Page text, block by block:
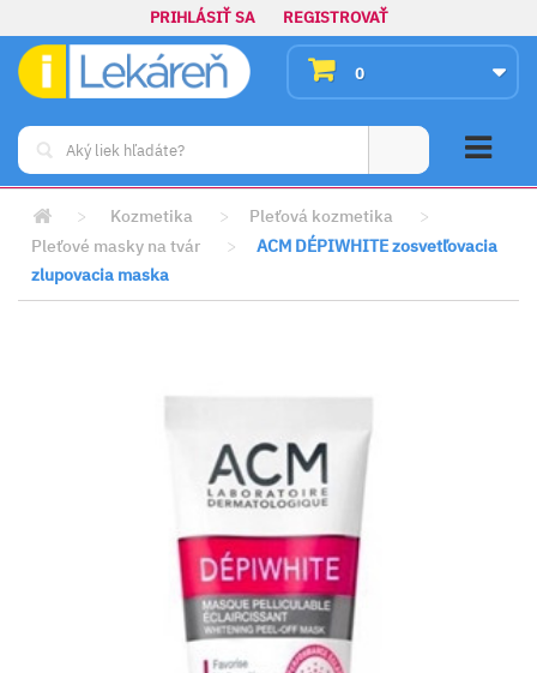
PRIHLÁSIŤ SA REGISTROVAŤ
0
> Kozmetika > Pleťová kozmetika
>
Pleťové masky na tvár
>
ACM DÉPIWHITE zosvetľovacia
zlupovacia maska